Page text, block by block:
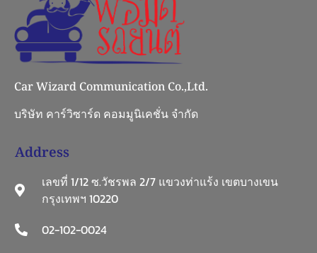
Car Wizard Communication Co.,Ltd.
บริษัท คาร์วิซาร์ด คอมมูนิเคชั่น จำกัด
Address
เลขที่ 1/12 ซ.วัชรพล 2/7 แขวงท่าแร้ง เขตบางเขน
กรุงเทพฯ 10220
02-102-0024